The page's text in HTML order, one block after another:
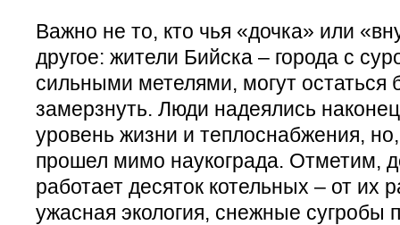
Важно не то, кто чья «дочка» или
другое: жители Бийска – города с
сильными метелями, могут остаться
замерзнуть. Люди надеялись
уровень жизни и теплоснабжения,
прошел мимо наукограда. Отметим,
работает десяток котельных – от их
ужасная экология, снежные сугробы